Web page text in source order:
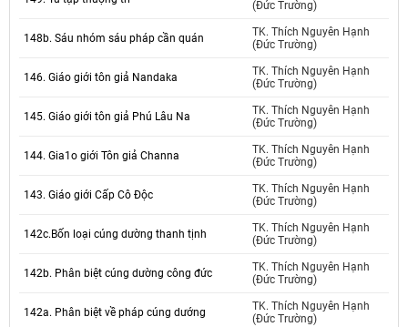
(Đức Trường)
148b. Sáu nhóm sáu pháp cần quán
TK. Thích Nguyên Hạnh
(Đức Trường)
146. Giáo giới tôn giả Nandaka
TK. Thích Nguyên Hạnh
(Đức Trường)
145. Giáo giới tôn giả Phú Lâu Na
TK. Thích Nguyên Hạnh
(Đức Trường)
144. Gia1o giới Tôn giả Channa
TK. Thích Nguyên Hạnh
(Đức Trường)
143. Giáo giới Cấp Cô Độc
TK. Thích Nguyên Hạnh
(Đức Trường)
142c.Bốn loại cúng dường thanh tịnh
TK. Thích Nguyên Hạnh
(Đức Trường)
142b. Phân biệt cúng dường công đức
TK. Thích Nguyên Hạnh
(Đức Trường)
142a. Phân biệt về pháp cúng dướng
TK. Thích Nguyên Hạnh
(Đức Trường)